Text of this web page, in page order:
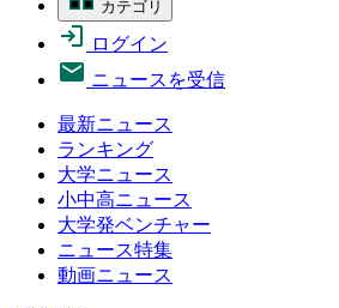
カテゴリ
ログイン
ニュースを受信
最新ニュース
ランキング
大学ニュース
小中高ニュース
大学発ベンチャー
ニュース特集
動画ニュース